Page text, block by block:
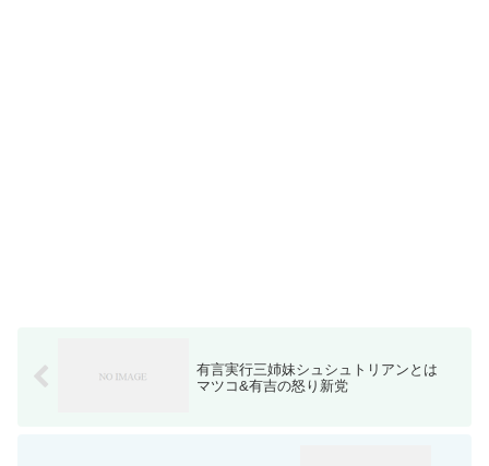
有言実行三姉妹シュシュトリアンとは
マツコ&有吉の怒り新党